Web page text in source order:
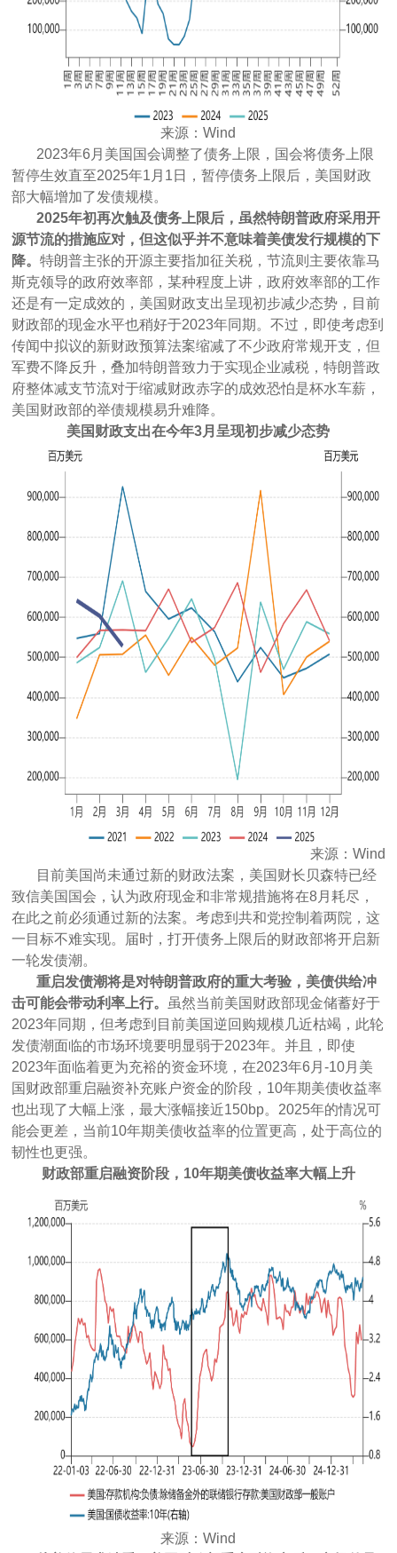
来源：Wind
2023年6月美国国会调整了债务上限，国会将债务上限
暂停生效直至2025年1月1日，暂停债务上限后，美国财政
部大幅增加了发债规模。
2025年初再次触及债务上限后，虽然特朗普政府采用开
源节流的措施应对，但这似乎并不意味着美债发行规模的下
降。特朗普主张的开源主要指加征关税，节流则主要依靠马
斯克领导的政府效率部，某种程度上讲，政府效率部的工作
还是有一定成效的，美国财政支出呈现初步减少态势，目前
财政部的现金水平也稍好于2023年同期。不过，即使考虑到
传闻中拟议的新财政预算法案缩减了不少政府常规开支，但
军费不降反升，叠加特朗普致力于实现企业减税，特朗普政
府整体减支节流对于缩减财政赤字的成效恐怕是杯水车薪，
美国财政部的举债规模易升难降。
美国财政支出在今年3月呈现初步减少态势
来源：Wind
目前美国尚未通过新的财政法案，美国财长贝森特已经
致信美国国会，认为政府现金和非常规措施将在8月耗尽，
在此之前必须通过新的法案。考虑到共和党控制着两院，这
一目标不难实现。届时，打开债务上限后的财政部将开启新
一轮发债潮。
重启发债潮将是对特朗普政府的重大考验，美债供给冲
击可能会带动利率上行。 虽然当前美国财政部现金储蓄好于
2023年同期，但考虑到目前美国逆回购规模几近枯竭，此轮
发债潮面临的市场环境要明显弱于2023年。并且，即使
2023年面临着更为充裕的资金环境，在2023年6月-10月美
国财政部重启融资补充账户资金的阶段，10年期美债收益率
也出现了大幅上涨，最大涨幅接近150bp。2025年的情况可
能会更差，当前10年期美债收益率的位置更高，处于高位的
韧性也更强。
财政部重启融资阶段，10年期美债收益率大幅上升
来源：Wind